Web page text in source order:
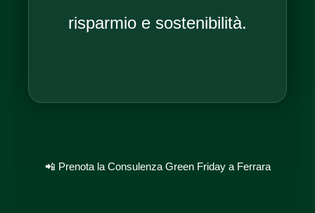
risparmio e sostenibilità.
📲 Prenota la Consulenza Green Friday a Ferrara